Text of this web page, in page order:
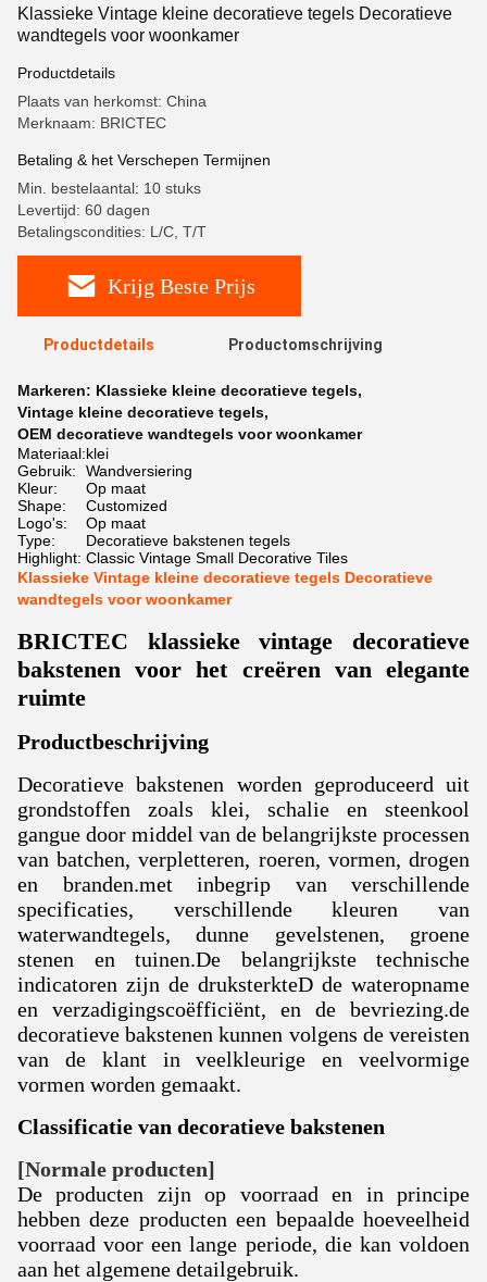
Klassieke Vintage kleine decoratieve tegels Decoratieve
wandtegels voor woonkamer
Productdetails
Plaats van herkomst: China
Merknaam: BRICTEC
Betaling & het Verschepen Termijnen
Min. bestelaantal: 10 stuks
Levertijd: 60 dagen
Betalingscondities: L/C, T/T
Krijg Beste Prijs
Productdetails Productomschrijving
Markeren: Klassieke kleine decoratieve tegels,
Vintage kleine decoratieve tegels,
OEM decoratieve wandtegels voor woonkamer
Materiaal:klei
Gebruik:
Wandversiering
Kleur:
Op maat
Shape:
Customized
Logo's:
Op maat
Type:
Decoratieve bakstenen tegels
Highlight: Classic Vintage Small Decorative Tiles
Klassieke Vintage kleine decoratieve tegels Decoratieve
wandtegels voor woonkamer
BRICTEC klassieke vintage decoratieve
bakstenen voor het creëren van elegante
ruimte
Productbeschrijving
Decoratieve bakstenen worden geproduceerd uit
grondstoffen zoals klei, schalie en steenkool
gangue door middel van de belangrijkste processen
van batchen, verpletteren, roeren, vormen, drogen
en branden.met inbegrip van verschillende
specificaties, verschillende kleuren van
waterwandtegels, dunne gevelstenen, groene
stenen en tuinen.De belangrijkste technische
indicatoren zijn de druksterkteD de wateropname
en verzadigingscoëfficiënt, en de bevriezing.de
decoratieve bakstenen kunnen volgens de vereisten
van de klant in veelkleurige en veelvormige
vormen worden gemaakt.
Classificatie van decoratieve bakstenen
[Normale producten]
De producten zijn op voorraad en in principe
hebben deze producten een bepaalde hoeveelheid
voorraad voor een lange periode, die kan voldoen
aan het algemene detailgebruik.